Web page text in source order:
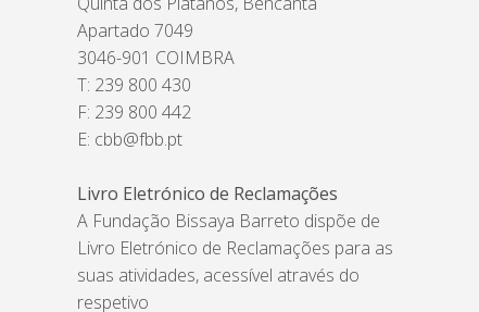
Apartado 7049
3046-901 COIMBRA
T: 239 800 430
F: 239 800 442
E: cbb@fbb.pt
Livro Eletrónico de Reclamações
A Fundação Bissaya Barreto dispõe de
Livro Eletrónico de Reclamações para as
suas atividades, acessível através do
respetivo